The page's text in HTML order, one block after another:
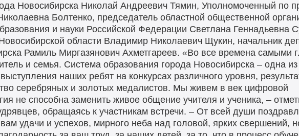
Новосибирска Николай Андреевич Тямин, Уполномоченный по
Болтенко, председатель областной общественной
и науки Российской Федерации Светлана Геннадьевна
области Владимир Николаевич Щукин, начальник
Рамиль Миргазянович Ахметгареев. «Во все времена самыми
и семья. Система образования города Новосибирска – одна
наших ребят на конкурсах различного уровня,
серебряных и золотых медалистов. Мы живем в век цифровой
не способна заменить живое общение учителя и ученика, –
обращаясь к участникам встречи. – От всей души
удачи и успехов, мирного неба над головой, ярких свершений,